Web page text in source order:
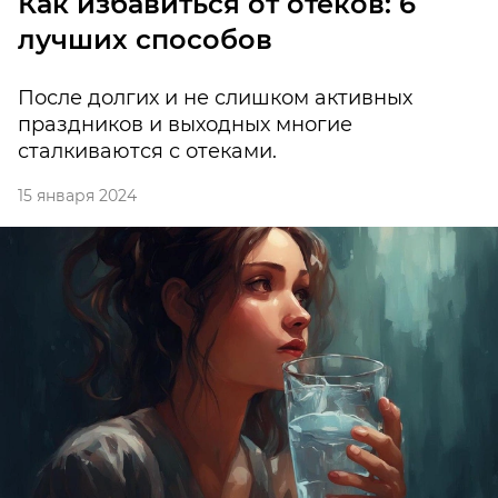
лучших способов
После долгих и не слишком активных
праздников и выходных многие
сталкиваются с отеками.
15 января 2024